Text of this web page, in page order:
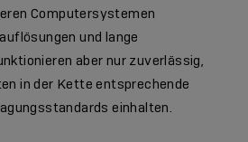
Computersystemen
und lange
aber nur zuverlässig,
in der Kette entsprechende
einhalten.